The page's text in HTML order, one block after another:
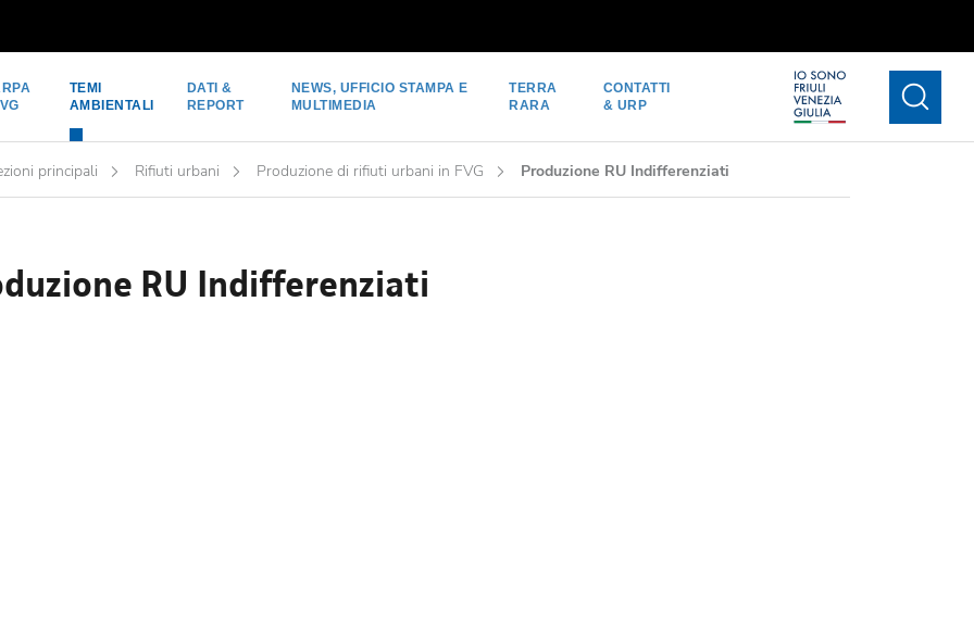
TEMI
AMBIENTALI
DATI &
REPORT
NEWS, UFFICIO STAMPA E
MULTIMEDIA
TERRA
RARA
CONTATTI
& URP
principali Rifiuti urbani Produzione di rifiuti urbani in FVG Produzione RU Indifferenziati
RU Indifferenziati